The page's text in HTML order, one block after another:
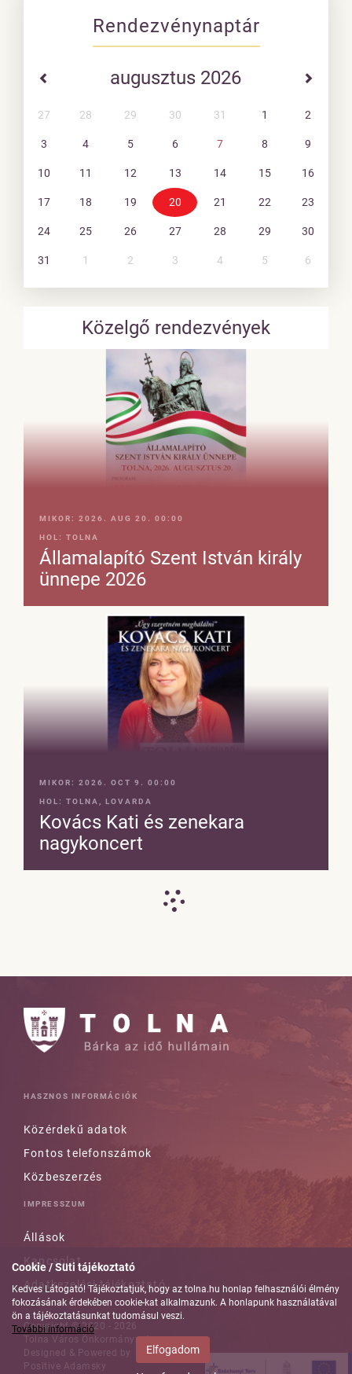
Cookie / Süti tájékoztató
Kedves Látogató! Tájékoztatjuk, hogy az tolna.hu honlap felhasználói élmény
fokozásának érdekében cookie-kat alkalmazunk. A honlapunk használatával
ön a tájékoztatásunkat tudomásul veszi.
További információ
Elfogadom
Rendezvénynaptár
augusztus 2026
27 28 29 30 31 1 2
3 4 5 6 7 8 9
10 11 12 13 14 15 16
17 18 19 20 21 22 23
24 25 26 27 28 29 30
31 1 2 3 4 5 6
Közelgő rendezvények
MIKOR: 2026. AUG 20. 00:00
HOL: TOLNA
Államalapító Szent István király
ünnepe 2026
MIKOR: 2026. OCT 9. 00:00
HOL: TOLNA, LOVARDA
Kovács Kati és zenekara
nagykoncert
HASZNOS INFORMÁCIÓK
Közérdekű adatok
Fontos telefonszámok
Közbeszerzés
IMPRESSZUM
Állások
Kapcsolat
Adatkezelési tájékoztató
Copyright © 2020 - 2026
Tolna Város Önkormányzata
Designed & Powered by
Positive Adamsky